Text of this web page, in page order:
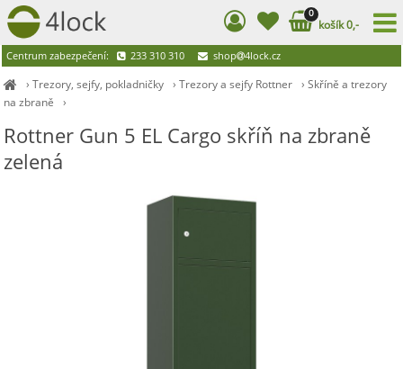
›Trezory, sejfy, pokladničky ›Trezory a sejfy Rottner ›Skříně a trezory
na zbraně
›
Rottner Gun 5 EL Cargo skříň na zbraně
zelená
0
košík 0,-
Centrum zabezpečení: 233 310 310 shop 4lock.cz